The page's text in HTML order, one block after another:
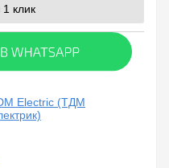
1 клик
Electric (ТДМ